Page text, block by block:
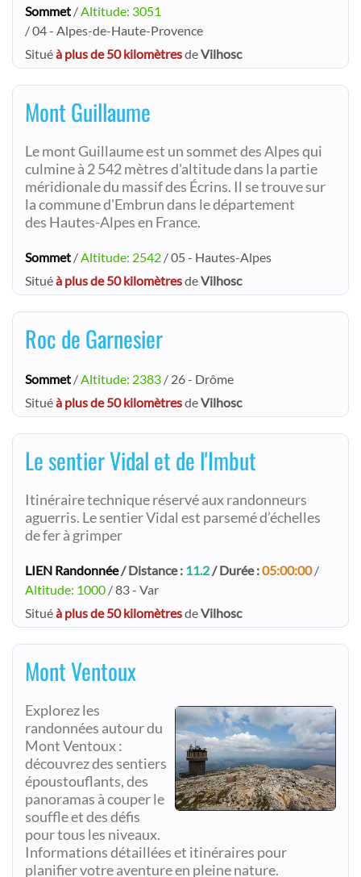
Sommet / Altitude: 3051
/ 04 - Alpes-de-Haute-Provence
Situéà plus de 50 kilomètresdeVilhosc
Mont Guillaume
Le mont Guillaume est un sommet des Alpes qui
culmine à 2 542 mètres d'altitude dans la partie
méridionale du massif des Écrins. Il se trouve sur
la commune d'Embrun dans le département
des Hautes-Alpes en France.
Sommet / Altitude: 2542 / 05 - Hautes-Alpes
Situéà plus de 50 kilomètresdeVilhosc
Roc de Garnesier
Sommet / Altitude: 2383 / 26 - Drôme
Situéà plus de 50 kilomètresdeVilhosc
Le sentier Vidal et de l'Imbut
Itinéraire technique réservé aux randonneurs
aguerris. Le sentier Vidal est parsemé d’échelles
de fer à grimper
LIEN Randonnée/ Distance : 11.2 / Durée :05:00:00/
Altitude: 1000 / 83 - Var
Situéà plus de 50 kilomètresdeVilhosc
Mont Ventoux
Explorez les
randonnées autour du
Mont Ventoux :
découvrez des sentiers
époustouflants, des
panoramas à couper le
souffle et des défis
pour tous les niveaux.
Informations détaillées et itinéraires pour
planifier votre aventure en pleine nature.